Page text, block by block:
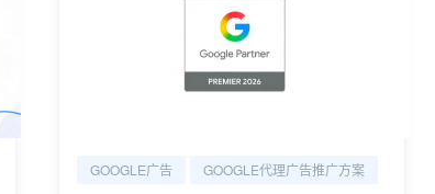
GOOGLE广告 GOOGLE代理广告推广方案